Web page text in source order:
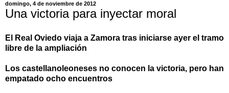
domingo, 4 de noviembre de 2012
Una victoria para inyectar moral
El Real Oviedo viaja a Zamora tras iniciarse ayer el tramo
libre de la ampliación
Los castellanoleoneses no conocen la victoria, pero han
empatado ocho encuentros